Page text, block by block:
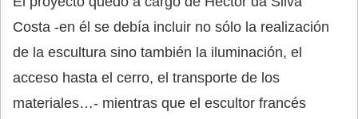
Costa -en él se debía incluir no sólo la realización
de la escultura sino también la iluminación, el
acceso hasta el cerro, el transporte de los
materiales…- mientras que el escultor francés